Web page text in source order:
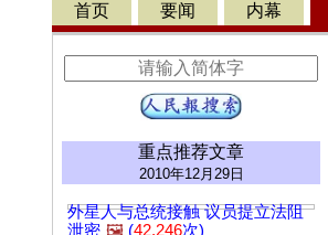
首页 要闻 内幕
重点推荐文章
2010年12月29日
外星人与总统接触 议员提立法阻
泄密 🖼️ (42,246次)